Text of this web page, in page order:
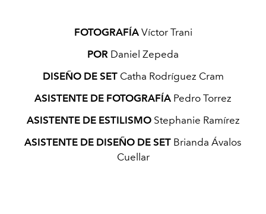
FOTOGRAFÍAVíctor Trani
POR Daniel Zepeda
DISEÑO DE SETCatha Rodríguez Cram
ASISTENTE DE FOTOGRAFÍA Pedro Torrez
ASISTENTE DE ESTILISMOStephanie Ramírez
ASISTENTE DE DISEÑO DE SET Brianda Ávalos
Cuellar